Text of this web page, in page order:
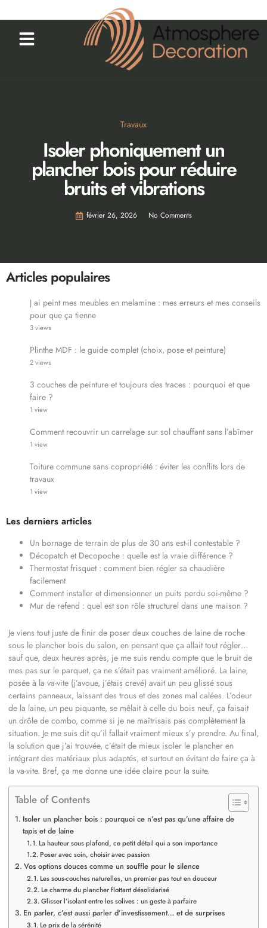
Travaux
Isoler phoniquement un
plancher bois pour réduire
bruits et vibrations
février 26, 2026 No Comments
Je viens tout juste de finir de poser deux couches de laine de roche
sous le plancher bois du salon, en pensant que ça allait tout régler…
sauf que, deux heures après, je me suis rendu compte que le bruit de
mes pas sur le parquet, ça ne s’était pas vraiment amélioré. La laine,
posée à la va-vite (j’avoue, j’étais crevé) avait un peu glissé sous
certains panneaux, laissant des trous et des zones mal calées. L’odeur
de la laine, un peu piquante, se mêlait à celle du bois neuf, ça faisait
un drôle de combo, comme si je ne maîtrisais pas complètement la
situation. Je me suis dit qu’il fallait vraiment mieux s’y prendre. Au final,
la solution que j’ai trouvée, c’était de mieux isoler le plancher en
intégrant des matériaux plus adaptés, et surtout en évitant de faire ça à
la va-vite. Bref, ça me donne une idée claire pour la suite.
Table of Contents
Isoler un plancher bois : pourquoi ce n’est pas qu’une affaire de
tapis et de laine
La hauteur sous plafond, ce petit détail qui a son importance
Poser avec soin, choisir avec passion
Vos options douces comme un souffle pour le silence
Les sous-couches naturelles, un premier pas tout en douceur
Le charme du plancher flottant désolidarisé
Glisser l’isolant entre les solives : un geste à parfaire
En parler, c’est aussi parler d’investissement… et de surprises
Le prix de la sérénité
Articles populaires
J ai peint mes meubles en melamine : mes erreurs et mes conseils
pour que ça tienne
3 views
Plinthe MDF : le guide complet (choix, pose et peinture)
2 views
3 couches de peinture et toujours des traces : pourquoi et que
faire ?
1 view
Comment recouvrir un carrelage sur sol chauffant sans l’abîmer
1 view
Toiture commune sans copropriété : éviter les conflits lors de
travaux
1 view
Les derniers articles
Un bornage de terrain de plus de 30 ans est-il contestable ?
Décopatch et Decopoche : quelle est la vraie différence ?
Thermostat frisquet : comment bien régler sa chaudière
facilement
Comment installer et dimensionner un puits perdu soi-même ?
Mur de refend : quel est son rôle structurel dans une maison ?